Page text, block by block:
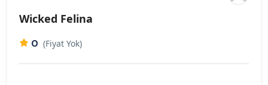
Wicked Felina
0 (Fiyat Yok)